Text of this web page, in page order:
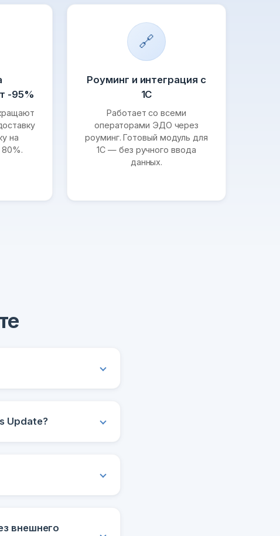
-95%
на
🔗
Роуминг и интеграция с
1С
Работает со всеми
операторами ЭДО через
роуминг. Готовый модуль для
1С — без ручного ввода
данных.
Update?
внешнего